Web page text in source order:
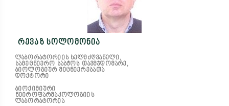
რევაზ სოლომონია
ლაბორატორიის ხელმძღვანელი,
სამეცნიერო საბჭოს თავმჯდომარე,
ბიოლოგიურ მეცნიერებათა
დოქტორი
ბიოქიმიური
ნეიროფარმაკოლოგიის
ლაბორატორია